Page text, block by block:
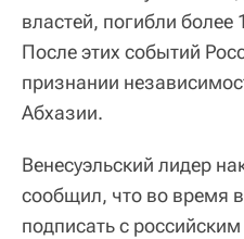
властей, погибли более
После этих событий
признании
Абхазии.
Венесуэльский лидер
сообщил, что во время
подписать с